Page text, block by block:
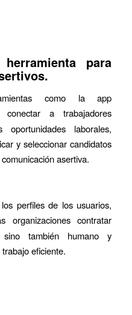
para
como la app
a trabajadores
laborales,
y seleccionar candidatos
asertiva.
perfiles de los usuarios,
organizaciones contratar
también humano y
eficiente.